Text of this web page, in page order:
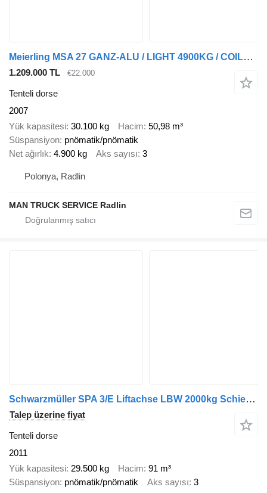
Meierling MSA 27 GANZ-ALU / LIGHT 4900KG / COILMULDE 7.5M
1.209.000 TL €22.000
Tenteli dorse
2007
Yük kapasitesi 30.100 kg Hacim 50,98 m³
Süspansiyon pnömatik/pnömatik
Net ağırlık 4.900 kg Aks sayısı 3
Polonya, Radlin
MAN TRUCK SERVICE Radlin
Schwarzmüller SPA 3/E Liftachse LBW 2000kg Schiebeplane 2,70m
Talep üzerine fiyat
Tenteli dorse
2011
Yük kapasitesi 29.500 kg Hacim 91 m³
Süspansiyon pnömatik/pnömatik Aks sayısı 3